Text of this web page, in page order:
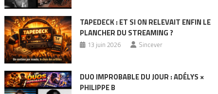
TAPEDECK : ET SI ON RELEVAIT ENFIN LE
PLANCHER DU STREAMING ?
13 juin 2026 Sincever
DUO IMPROBABLE DU JOUR : ADÉLYS ×
PHILIPPE B